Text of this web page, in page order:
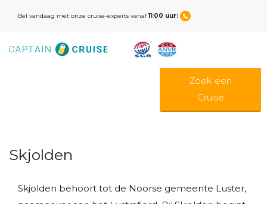
Bel vandaag met onze cruise-experts vanaf11:00 uur:
Zoek een
Cruise
Skjolden
Skjolden behoort tot de Noorse gemeente Luster,